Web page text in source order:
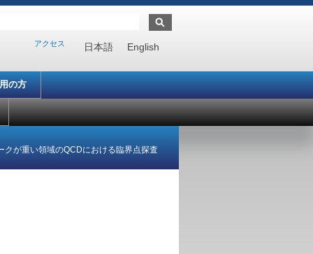
日本語 English
アクセス
の方
クが重い領域のQCDにおける臨界点探査